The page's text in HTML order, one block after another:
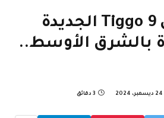
شيري تطلق Tiggo 9 الجديدة
بالشرق الأوسط..
24 ديسمبر، 2024 3 دقائق